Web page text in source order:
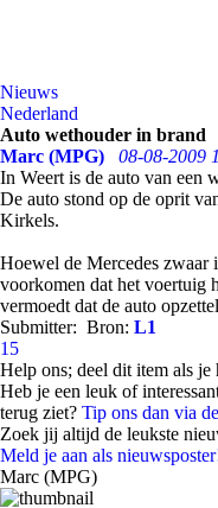
Nieuws
Nederland
Auto wethouder in brand
Marc (MPG)
08-08-2009
In Weert is de auto van een
De auto stond op de oprit
Kirkels.
Hoewel de Mercedes zwaar
voorkomen dat het voertuig
vermoedt dat de auto
Submitter: Bron: L1
15
Help ons; deel dit item als je
Heb je een leuk of
terug ziet? Tip ons dan via
Zoek jij altijd de leukste
Meld je aan als
Marc (MPG)